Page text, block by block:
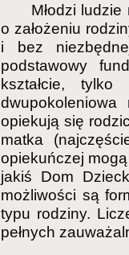
Młodzi
o założeniu
i bez
podstawowy
kształcie, tylko
opiekują się
matka
opiekuńczej
jakiś Dom
możliwości są
typu rodziny.
pełnych